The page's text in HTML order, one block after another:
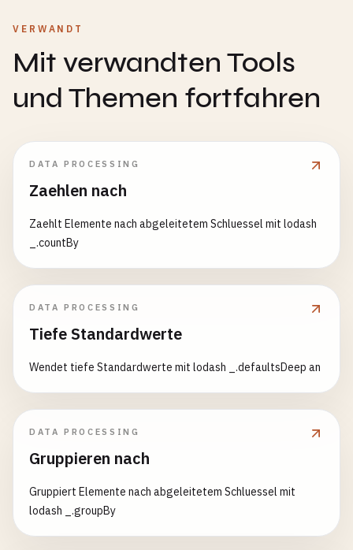
VERWANDT
Mit verwandten Tools
und Themen fortfahren
DATA PROCESSING
Zaehlen nach
Zaehlt Elemente nach abgeleitetem Schluessel mit lodash
_.countBy
DATA PROCESSING
Tiefe Standardwerte
Wendet tiefe Standardwerte mit lodash _.defaultsDeep an
DATA PROCESSING
Gruppieren nach
Gruppiert Elemente nach abgeleitetem Schluessel mit
lodash _.groupBy